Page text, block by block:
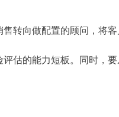
转向做配置的顾问，将
估的能力短板。同时，